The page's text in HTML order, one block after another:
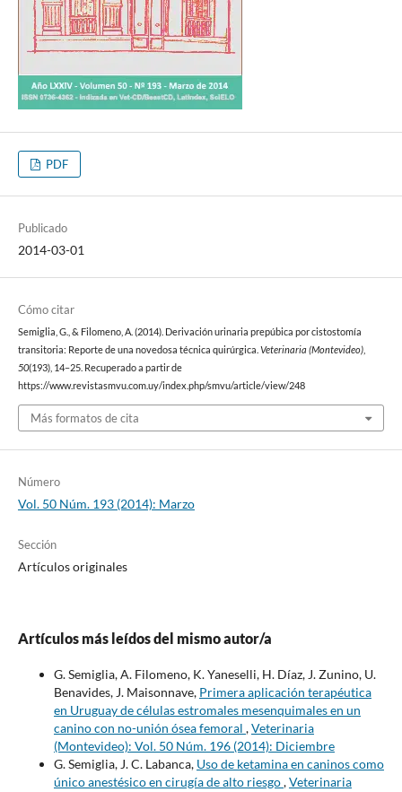
PDF
Publicado
2014-03-01
Cómo citar
Semiglia, G., & Filomeno, A. (2014). Derivación urinaria prepúbica por cistostomía
transitoria: Reporte de una novedosa técnica quirúrgica. Veterinaria (Montevideo),
50(193), 14–25. Recuperado a partir de
https://www.revistasmvu.com.uy/index.php/smvu/article/view/248
Más formatos de cita
Número
Vol. 50 Núm. 193 (2014): Marzo
Sección
Artículos originales
Artículos más leídos del mismo autor/a
G. Semiglia, A. Filomeno, K. Yaneselli, H. Díaz, J. Zunino, U.
Benavides, J. Maisonnave, Primera aplicación terapéutica
en Uruguay de células estromales mesenquimales en un
canino con no-unión ósea femoral ,Veterinaria
(Montevideo): Vol. 50 Núm. 196 (2014): Diciembre
G. Semiglia, J. C. Labanca, Uso de ketamina en caninos como
único anestésico en cirugía de alto riesgo,Veterinaria